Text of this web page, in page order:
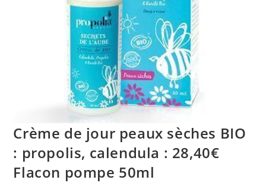
Crème de jour peaux sèches BIO
: propolis, calendula : 28,40€
Flacon pompe 50ml